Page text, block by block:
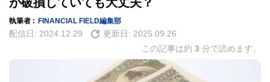
執筆者 : FINANCIAL FIELD編集部
配信日: 2024.12.29 更新日: 2025.09.26
この記事は約 3 分で読めます。